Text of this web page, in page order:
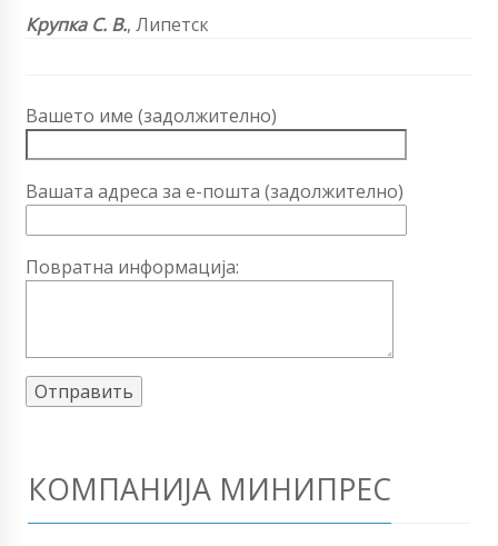
Крупка С. В., Липетск
Вашето име (задолжително)
Вашата адреса за е-пошта (задолжително)
Повратна информација:
КОМПАНИЈА МИНИПРЕС